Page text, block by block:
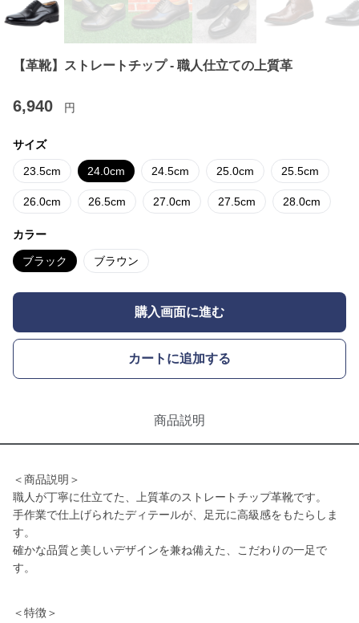
【革靴】ストレートチップ - 職人仕立ての上質革
6,940 円
サイズ
23.5cm 24.0cm 24.5cm 25.0cm 25.5cm
26.0cm 26.5cm 27.0cm 27.5cm 28.0cm
カラー
ブラック ブラウン
購入画面に進む
カートに追加する
商品説明
＜商品説明＞
職人が丁寧に仕立てた、上質革のストレートチップ革靴です。
手作業で仕上げられたディテールが、足元に高級感をもたらしま
す。
確かな品質と美しいデザインを兼ね備えた、こだわりの一足で
す。
＜特徴＞